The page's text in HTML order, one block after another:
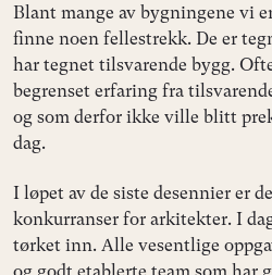
Blant mange av bygningene vi
finne noen fellestrekk. De er
har tegnet tilsvarende bygg.
begrenset erfaring fra
og som derfor ikke ville blitt
dag.
I løpet av de siste desennier er
konkurranser for arkitekter. I
tørket inn. Alle vesentlige
og godt etablerte team som har